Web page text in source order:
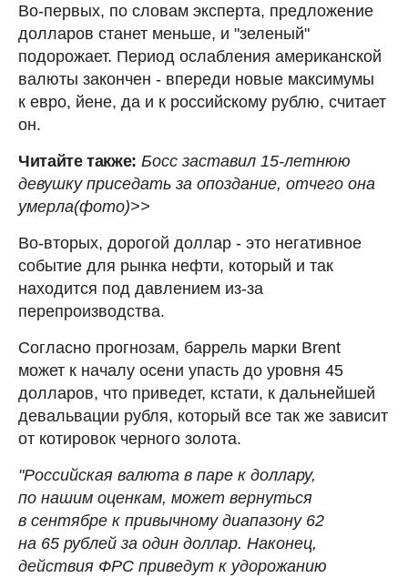
Во-первых, по словам эксперта, предложение
долларов станет меньше, и "зеленый"
подорожает. Период ослабления американской
валюты закончен - впереди новые максимумы
к евро, йене, да и к российскому рублю, считает
он.
Читайте также: Босс заставил 15-летнюю
девушку приседать за опоздание, отчего она
умерла(фото)>>
Во-вторых, дорогой доллар - это негативное
событие для рынка нефти, который и так
находится под давлением из-за
перепроизводства.
Согласно прогнозам, баррель марки Brent
может к началу осени упасть до уровня 45
долларов, что приведет, кстати, к дальнейшей
девальвации рубля, который все так же зависит
от котировок черного золота.
"Российская валюта в паре к доллару,
по нашим оценкам, может вернуться
в сентябре к привычному диапазону 62
на 65 рублей за один доллар. Наконец,
действия ФРС приведут к удорожанию